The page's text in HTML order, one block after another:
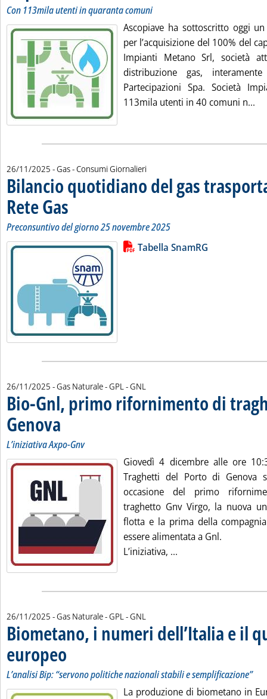
Con 113mila utenti in quaranta comuni
Ascopiave ha sottoscritto oggi
per l’acquisizione del 100% del
Impianti Metano Srl, società
distribuzione gas,
Partecipazioni Spa. Società
113mila utenti in 40 comuni n...
26/11/2025 - Gas - Consumi Giornalieri
Bilancio quotidiano del gas
Rete Gas . Sottotitolo: Preconsuntivo del giorno 25 novembre 2025
. Pubblicata mercoledì 26 novembre 2025 alle 13.23.
Preconsuntivo del giorno 25 novembre 2025
Leggi tutta la notizia: 'Bilancio
Lista allegati PDF alla notiziaTabella SnamRG
26/11/2025 - Gas Naturale - GPL - GNL
Bio-Gnl, primo rifornimento di
Genova . Sottotitolo: L’iniziativa Axpo-Gnv
. Pubblicata mercoledì 26 novembre 2025 alle 11.15.
L’iniziativa Axpo-Gnv
Giovedì 4 dicembre alle ore
Traghetti del Porto di Genova
occasione del primo
traghetto Gnv Virgo, la nuova
flotta e la prima della
essere alimentata a Gnl.
L’iniziativa, ...
26/11/2025 - Gas Naturale - GPL - GNL
Biometano, i numeri dell’Italia e il
europeo . Sottotitolo: L’analisi Bip: “servono politiche nazionali stabili e
L’analisi Bip: “servono politiche nazionali stabili e semplificazione”
La produzione di biometano in